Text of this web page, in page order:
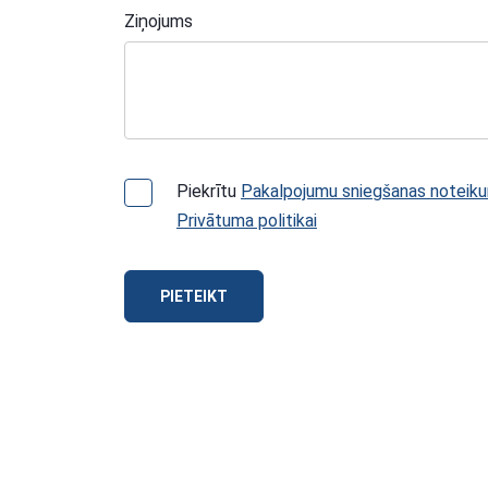
Ziņojums
Piekrītu Pakalpojumu sniegšanas
Privātuma politikai
PIETEIKT